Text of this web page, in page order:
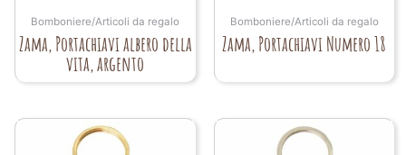
Bomboniere/Articoli da regalo
Zama, Portachiavi albero della
vita, argento
Bomboniere/Articoli da regalo
Zama, Portachiavi Numero 18